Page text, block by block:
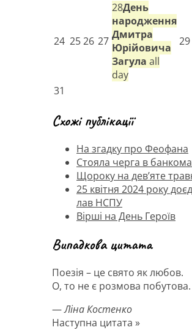
24 2526 27
28День
народження
Дмитра
Юрійовича
Загула all
day
29
31
Схожі публікації
На згадку про Феофана
Стояла черга в
Щороку на дев’яте
25 квітня 2024 року
лав НСПУ
Вірші на День Героїв
Випадкова цитата
Поезія – це свято як любов.
О, то не є розмова побутова.
—Ліна Костенко
Наступна цитата »